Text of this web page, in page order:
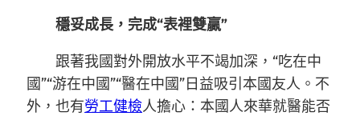
穩妥成長，完成“表裡雙贏”
跟著我國對外開放水平不竭加深，“吃在中
國”“游在中國”“醫在中國”日益吸引本國友人。不
外，也有勞工健檢人擔心：本國人來華就醫能否